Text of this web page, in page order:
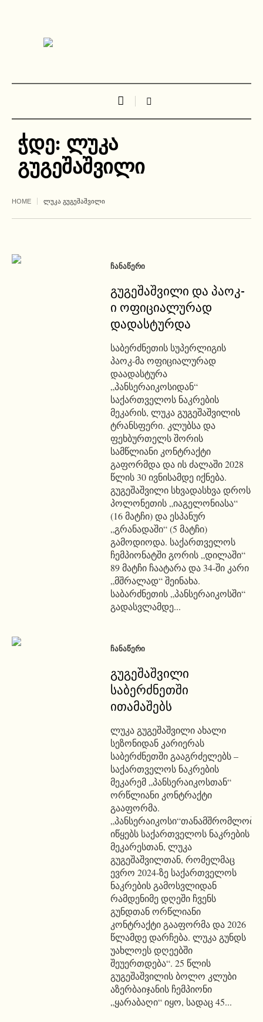
ჭდე: ლუკა
გუგეშაშვილი
HOME ᲚᲣᲙᲐ ᲒᲣᲒᲔᲨᲐᲨᲕᲘᲚᲘ
ᲩᲐᲜᲐᲬᲔᲠᲘ
გუგეშაშვილი და პაოკ-
ი ოფიციალურად
დადასტურდა
საბერძნეთის სუპერლიგის
პაოკ-მა ოფიციალურად
დაადასტურა
„პანსერაიკოსიდან“
საქართველოს ნაკრების
მეკარის, ლუკა გუგეშაშვილის
ტრანსფერი. კლუბსა და
ფეხბურთელს შორის
სამწლიანი კონტრაქტი
გაფორმდა და ის ძალაში 2028
წლის 30 ივნისამდე იქნება.
გუგეშაშვილი სხვადასხვა დროს
პოლონეთის „იაგელონიასა“
(16 მატჩი) და ესპანურ
„გრანადაში“ (5 მატჩი)
გამოდიოდა. საქართველოს
ჩემპიონატში გორის „დილაში“
89 მატჩი ჩაატარა და 34-ში კარი
„მშრალად“ შეინახა.
საბარძნეთის „პანსერაიკოსში“
გადასვლამდე...
ᲩᲐᲜᲐᲬᲔᲠᲘ
გუგეშაშვილი
საბერძნეთში
ითამაშებს
ლუკა გუგეშაშვილი ახალი
სეზონიდან კარიერას
საბერძნეთში გააგრძელებს –
საქართველოს ნაკრების
მეკარემ „პანსერაიკოსთან“
ორწლიანი კონტრაქტი
გააფორმა.
იწყებს საქართველოს ნაკრების
მეკარესთან, ლუკა
გუგეშაშვილთან, რომელმაც
ევრო 2024-ზე საქართველოს
ნაკრების გამოსვლიდან
რამდენიმე დღეში ჩვენს
გუნდთან ორწლიანი
კონტრაქტი გააფორმა და 2026
წლამდე დარჩება. ლუკა გუნდს
უახლოეს დღეებში
შეუერთდება“. 25 წლის
გუგეშაშვილის ბოლო კლუბი
აზერბაიჯანის ჩემპიონი
„ყარაბაღი“ იყო, სადაც 45...